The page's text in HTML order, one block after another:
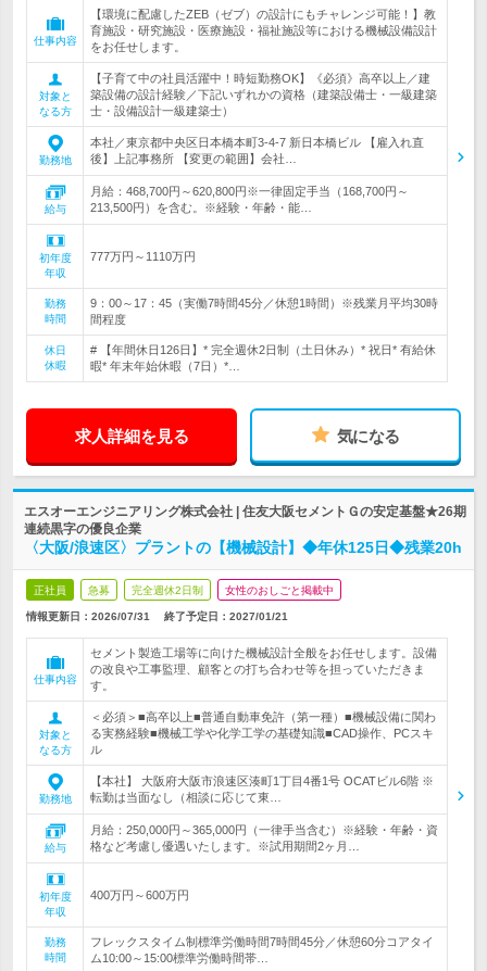
仕事内容
【環境に配慮したZEB（ゼブ）の設計にもチャレンジ可能！】教
育施設・研究施設・医療施設・福祉施設等における機械設備設計
をお任せします。
対象と
なる方
【子育て中の社員活躍中！時短勤務OK】《必須》高卒以上／建
築設備の設計経験／下記いずれかの資格（建築設備士・一級建築
士・設備設計一級建築士）
勤務地
本社／東京都中央区日本橋本町3-4-7 新日本橋ビル 【雇入れ直
後】上記事務所 【変更の範囲】会社…
給与
月給：468,700円～620,800円※一律固定手当（168,700円～
213,500円）を含む。※経験・年齢・能…
初年度
年収
777万円～1110万円
勤務
時間
9：00～17：45（実働7時間45分／休憩1時間）※残業月平均30時
間程度
休日
休暇
# 【年間休日126日】* 完全週休2日制（土日休み）* 祝日* 有給休
暇* 年末年始休暇（7日）*…
求人詳細を見る 気になる
エスオーエンジニアリング株式会社 | 住友大阪セメントＧの安定基盤★26期
連続黒字の優良企業
〈大阪/浪速区〉プラントの【機械設計】◆年休125日◆残業20h
正社員 急募 完全週休2日制 女性のおしごと掲載中
情報更新日：2026/07/31 終了予定日： 2027/01/21
仕事内容
セメント製造工場等に向けた機械設計全般をお任せします。設備
の改良や工事監理、顧客との打ち合わせ等を担っていただきま
す。
対象と
なる方
＜必須＞■高卒以上■普通自動車免許（第一種）■機械設備に関わ
る実務経験■機械工学や化学工学の基礎知識■CAD操作、PCスキ
ル
勤務地
【本社】 大阪府大阪市浪速区湊町1丁目4番1号 OCATビル6階 ※
転勤は当面なし（相談に応じて東…
給与
月給：250,000円～365,000円（一律手当含む）※経験・年齢・資
格など考慮し優遇いたします。※試用期間2ヶ月…
初年度
年収
400万円～600万円
勤務
時間
フレックスタイム制標準労働時間7時間45分／休憩60分コアタイ
ム10:00～15:00標準労働時間帯…